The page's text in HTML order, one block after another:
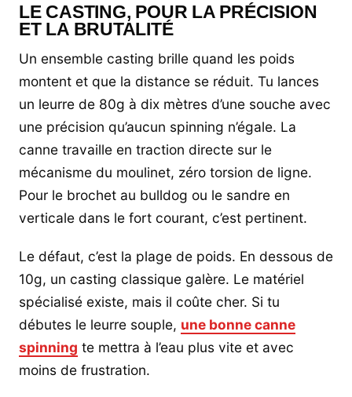
LE CASTING, POUR LA PRÉCISION
ET LA BRUTALITÉ
Un ensemble casting brille quand les poids
montent et que la distance se réduit. Tu lances
un leurre de 80g à dix mètres d’une souche avec
une précision qu’aucun spinning n’égale. La
canne travaille en traction directe sur le
mécanisme du moulinet, zéro torsion de ligne.
Pour le brochet au bulldog ou le sandre en
verticale dans le fort courant, c’est pertinent.
Le défaut, c’est la plage de poids. En dessous de
10g, un casting classique galère. Le matériel
spécialisé existe, mais il coûte cher. Si tu
débutes le leurre souple, une bonne canne
spinning te mettra à l’eau plus vite et avec
moins de frustration.